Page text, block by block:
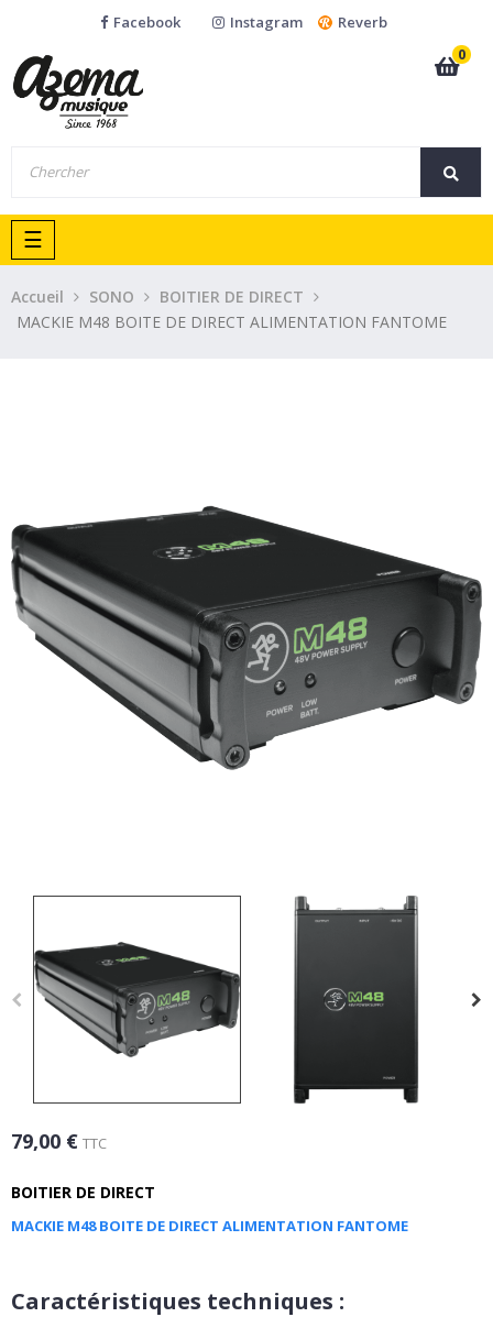
Facebook Instagram
Reverb
0
Basculer
la
navigation
☰
Accueil SONO
BOITIER DE DIRECT
MACKIE M48 BOITE DE DIRECT ALIMENTATION FANTOME
79,00 € TTC
BOITIER DE DIRECT
MACKIE M48 BOITE DE DIRECT ALIMENTATION FANTOME
Caractéristiques techniques :